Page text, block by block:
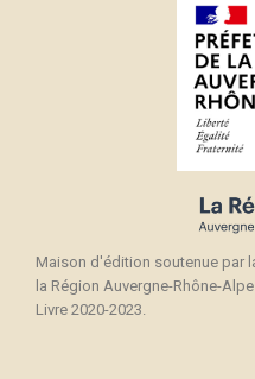
Maison d'édition soutenue par
la Région Auvergne-Rhône-
Livre 2020-2023.